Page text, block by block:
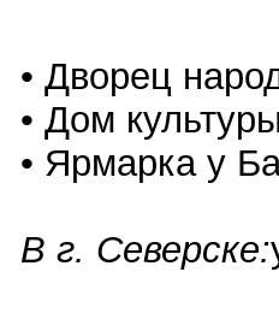
• Дворец
• Дом
• Ярмарка у
В г. Северске: